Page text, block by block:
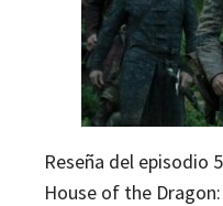
Reseña del episodio
House of the